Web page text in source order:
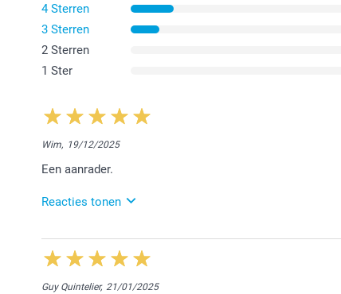
4 Sterren
3 Sterren
2 Sterren
1 Ster
Wim, 19/12/2025
Een aanrader.
Reacties tonen
15/01/2026
12:17
Beste Wim,
Guy Quintelier, 21/01/2025